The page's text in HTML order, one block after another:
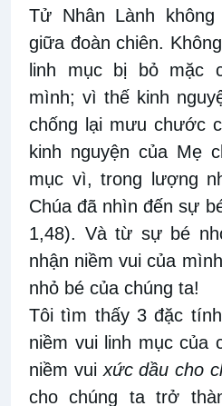
Tử Nhân Lành
giữa đoàn chiên.
linh mục bị bỏ mặc
mình; vì thế kinh
chống lại mưu chước
kinh nguyện của Mẹ
mục vì, trong lượng
Chúa đã nhìn đến sự
1,48). Và từ sự bé
nhận niềm vui của
nhỏ bé của chúng ta!
Tôi tìm thấy 3 đặc
niềm vui linh mục của
niềm vui xức dầu cho
cho chúng ta trở